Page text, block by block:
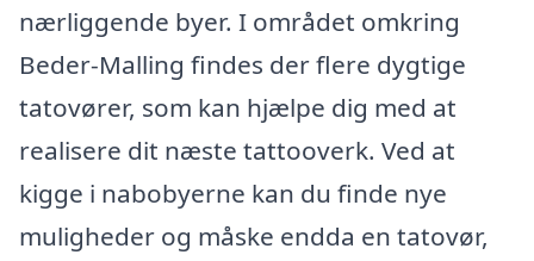
nærliggende byer. I området omkring
Beder-Malling findes der flere dygtige
tatovører, som kan hjælpe dig med at
realisere dit næste tattooverk. Ved at
kigge i nabobyerne kan du finde nye
muligheder og måske endda en tatovør,